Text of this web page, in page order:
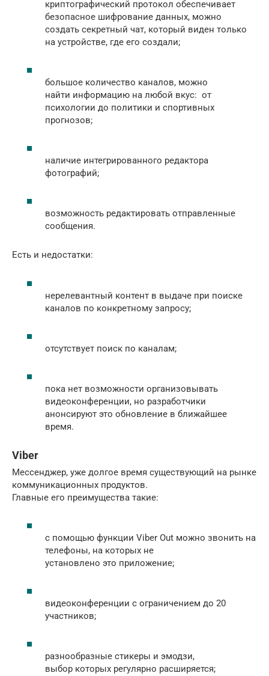
криптографический протокол обеспечивает
безопасное шифрование данных, можно
создать секретный чат, который виден только
на устройстве, где его создали;
большое количество каналов, можно
найти информацию на любой вкус: от
психологии до политики и спортивных
прогнозов;
наличие интегрированного редактора
фотографий;
возможность редактировать отправленные
сообщения.
Есть и недостатки:
нерелевантный контент в выдаче при поиске
каналов по конкретному запросу;
отсутствует поиск по каналам;
пока нет возможности организовывать
видеоконференции, но разработчики
анонсируют это обновление в ближайшее
время.
Viber
Мессенджер, уже долгое время существующий на рынке
коммуникационных продуктов.
Главные его преимущества такие:
с помощью функции Viber Out можно звонить на
телефоны, на которых не
установлено это приложение;
видеоконференции с ограничением до 20
участников;
разнообразные стикеры и эмодзи,
выбор которых регулярно расширяется;